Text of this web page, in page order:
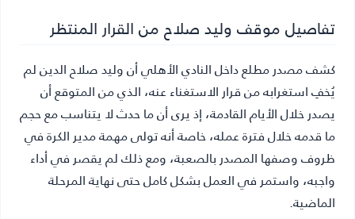
تفاصيل موقف وليد صلاح من القرار المنتظر
كشف مصدر مطلع داخل النادي الأهلي أن وليد صلاح الدين لم
يُخفِ استغرابه من قرار الاستغناء عنه، الذي من المتوقع أن
يصدر خلال الأيام القادمة، إذ يرى أن ما حدث لا يتناسب مع حجم
ما قدمه خلال فترة عمله، خاصة أنه تولى مهمة مدير الكرة في
ظروف وصفها المصدر بالصعبة، ومع ذلك لم يقصر في أداء
واجبه، واستمر في العمل بشكل كامل حتى نهاية المرحلة
الماضية.